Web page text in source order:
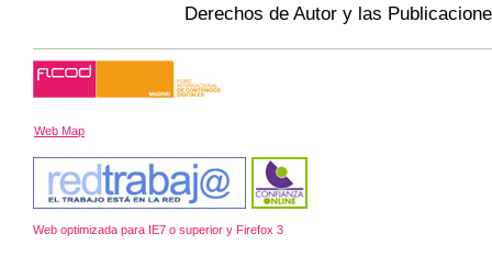
Derechos de Autor y las
Web Map
Web optimizada para IE7 o superior y Firefox 3